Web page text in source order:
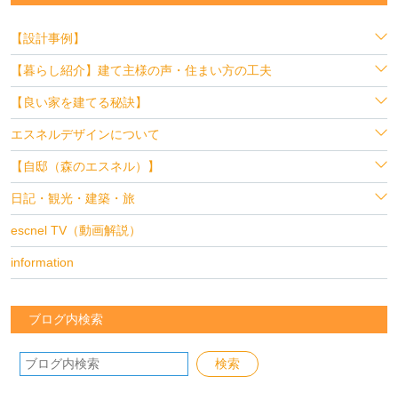
【設計事例】
【暮らし紹介】建て主様の声・住まい方の工夫
【良い家を建てる秘訣】
エスネルデザインについて
【自邸（森のエスネル）】
日記・観光・建築・旅
escnel TV（動画解説）
information
ブログ内検索